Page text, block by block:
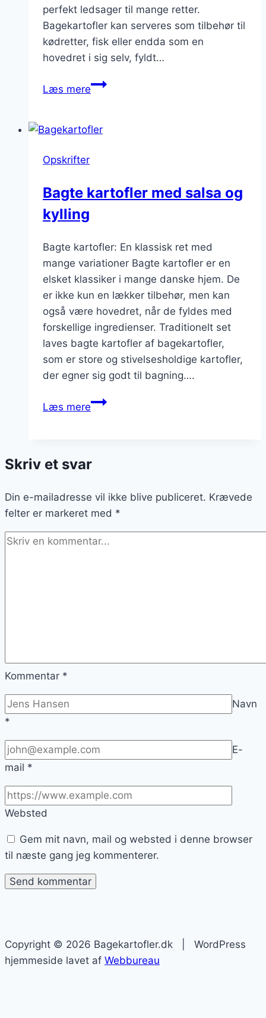
perfekt ledsager til mange retter.
Bagekartofler kan serveres som tilbehør til
kødretter, fisk eller endda som en
hovedret i sig selv, fyldt…
Læs mereBagekartofler
En
gør
Opskrifter
Bagte kartofler med salsa og
kylling
Bagte kartofler: En klassisk ret med
mange variationer Bagte kartofler er en
elsket klassiker i mange danske hjem. De
er ikke kun en lækker tilbehør, men kan
også være hovedret, når de fyldes med
forskellige ingredienser. Traditionelt set
laves bagte kartofler af bagekartofler,
som er store og stivelsesholdige kartofler,
der egner sig godt til bagning….
Læs mereBagte
og
Skriv et svar
Din e-mailadresse vil ikke blive publiceret. Krævede
felter er markeret med *
Kommentar *
Navn
*
E-
mail *
Websted
Gem mit navn, mail og websted i denne browser
til næste gang jeg kommenterer.
Copyright © 2026 Bagekartofler.dk | WordPress
hjemmeside lavet af Webbureau